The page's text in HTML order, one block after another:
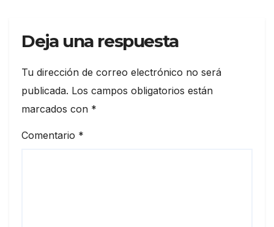
Deja una respuesta
Tu dirección de correo electrónico no será
publicada. Los campos obligatorios están
marcados con *
Comentario *